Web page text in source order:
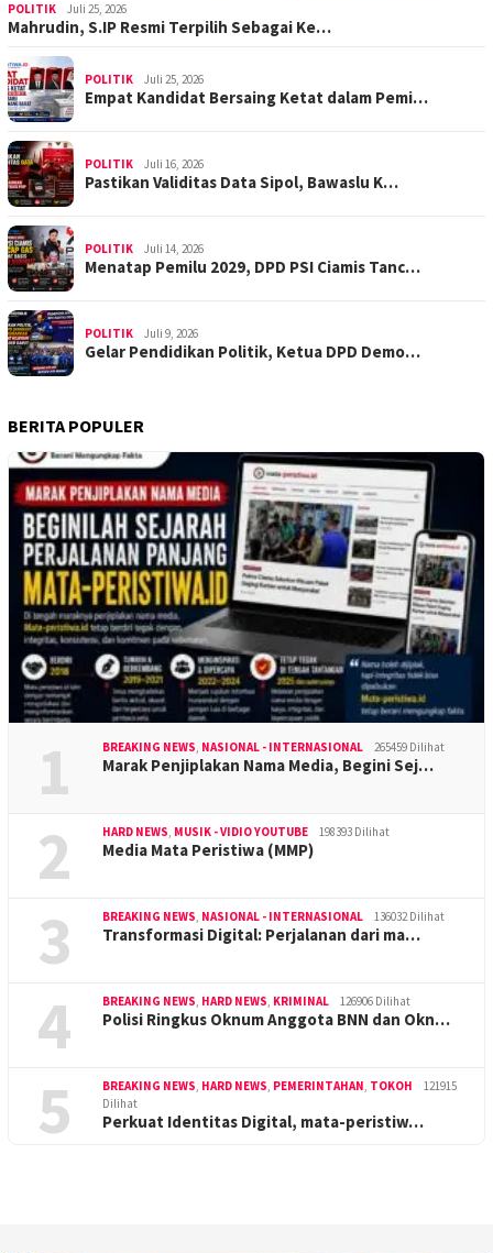
POLITIK Juli 25, 2026
Mahrudin, S.IP Resmi Terpilih Sebagai Ke…
POLITIK Juli 25, 2026
Empat Kandidat Bersaing Ketat dalam Pemi…
POLITIK Juli 16, 2026
Pastikan Validitas Data Sipol, Bawaslu K…
POLITIK Juli 14, 2026
Menatap Pemilu 2029, DPD PSI Ciamis Tanc…
POLITIK Juli 9, 2026
Gelar Pendidikan Politik, Ketua DPD Demo…
BERITA POPULER
1 BREAKING NEWS, NASIONAL - INTERNASIONAL 265459 Dilihat
Marak Penjiplakan Nama Media, Begini Sej…
2 HARD NEWS, MUSIK - VIDIO YOUTUBE 198393 Dilihat
Media Mata Peristiwa (MMP)
3 BREAKING NEWS, NASIONAL - INTERNASIONAL 136032 Dilihat
Transformasi Digital: Perjalanan dari ma…
4 BREAKING NEWS, HARD NEWS, KRIMINAL 126906 Dilihat
Polisi Ringkus Oknum Anggota BNN dan Okn…
5 BREAKING NEWS, HARD NEWS, PEMERINTAHAN, TOKOH
121915
Dilihat
Perkuat Identitas Digital, mata-peristiw…